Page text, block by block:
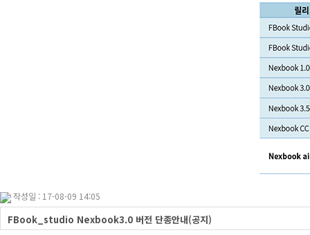
작성일 : 17-08-09 14:05
FBook_studio Nexbook3.0 버전 단종안내(공지)